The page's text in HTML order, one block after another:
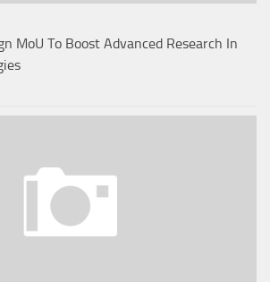
MoU To Boost Advanced Research In